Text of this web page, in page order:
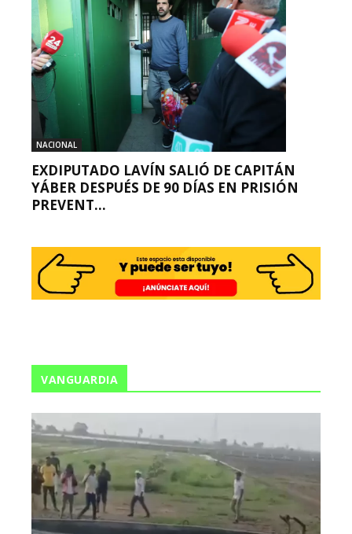
NACIONAL
EXDIPUTADO LAVÍN SALIÓ DE CAPITÁN
YÁBER DESPUÉS DE 90 DÍAS EN PRISIÓN
PREVENT...
VANGUARDIA